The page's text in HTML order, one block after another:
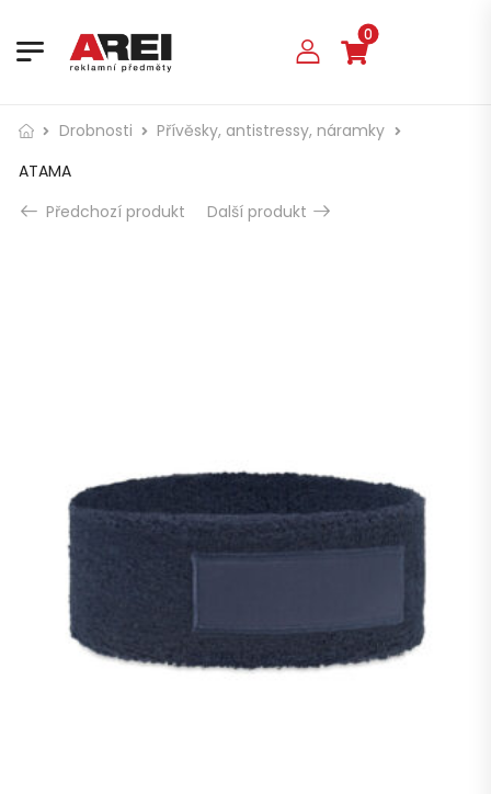
0
Drobnosti
Přívěsky, antistressy, náramky
ATAMA
Předchozí produkt
Další produkt